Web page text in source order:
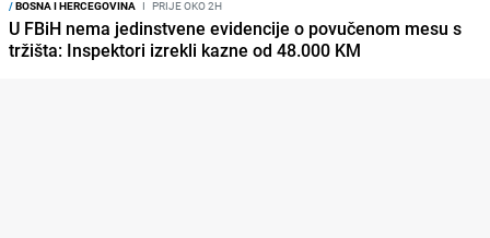
/BOSNA I HERCEGOVINA I PRIJE OKO 2H
U FBiH nema jedinstvene evidencije o povučenom mesu s
tržišta: Inspektori izrekli kazne od 48.000 KM